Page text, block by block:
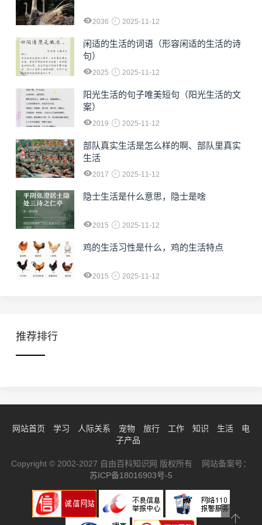
2036 2025-11-12
闲适的生活的词语（形容闲适的生活的诗
句）
2025 2025-11-12
阳光生活的句子唯美短句（阳光生活的文
案）
2019 2025-11-12
部队真实生活是怎么样的啊、部队里真实
生活
2017 2025-11-12
隐士生活是什么意思，隐士是啥
2015 2025-11-12
鸡的生活习性是什么，鸡的生活特点
2015 2025-11-12
推荐排行
网站首页 学习 人际关系 宠物 旅行 工作 知识 生活
电
子产品
Copyright © 2002-2027 自由百科知识网 版权所有 网站备案号：
苏ICP备18016903号-5